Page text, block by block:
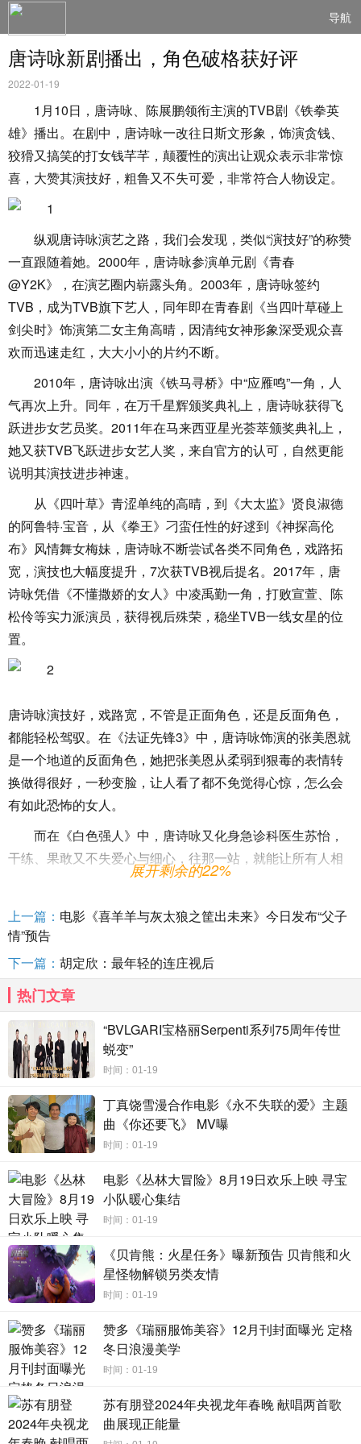
导航
唐诗咏新剧播出，角色破格获好评
2022-01-19
1月10日，唐诗咏、陈展鹏领衔主演的TVB剧《铁拳英
雄》播出。在剧中，唐诗咏一改往日斯文形象，饰演贪钱、
狡猾又搞笑的打女钱芊芊，颠覆性的演出让观众表示非常惊
喜，大赞其演技好，粗鲁又不失可爱，非常符合人物设定。
纵观唐诗咏演艺之路，我们会发现，类似“演技好”的称赞
一直跟随着她。2000年，唐诗咏参演单元剧《青春
@Y2K》，在演艺圈内崭露头角。2003年，唐诗咏签约
TVB，成为TVB旗下艺人，同年即在青春剧《当四叶草碰上
剑尖时》饰演第二女主角高晴，因清纯女神形象深受观众喜
欢而迅速走红，大大小小的片约不断。
2010年，唐诗咏出演《铁马寻桥》中“应雁鸣”一角，人
气再次上升。同年，在万千星辉颁奖典礼上，唐诗咏获得飞
跃进步女艺员奖。2011年在马来西亚星光荟萃颁奖典礼上，
她又获TVB飞跃进步女艺人奖，来自官方的认可，自然更能
说明其演技进步神速。
从《四叶草》青涩单纯的高晴，到《大太监》贤良淑德
的阿鲁特·宝音，从《拳王》刁蛮任性的好逑到《神探高伦
布》风情舞女梅妹，唐诗咏不断尝试各类不同角色，戏路拓
宽，演技也大幅度提升，7次获TVB视后提名。2017年，唐
诗咏凭借《不懂撒娇的女人》中凌禹勤一角，打败宣萱、陈
松伶等实力派演员，获得视后殊荣，稳坐TVB一线女星的位
置。
唐诗咏演技好，戏路宽，不管是正面角色，还是反面角色，
都能轻松驾驭。在《法证先锋3》中，唐诗咏饰演的张美恩就
是一个地道的反面角色，她把张美恩从柔弱到狠毒的表情转
换做得很好，一秒变脸，让人看了都不免觉得心惊，怎么会
有如此恐怖的女人。
而在《白色强人》中，唐诗咏又化身急诊科医生苏怡，
干练、果敢又不失爱心与细心，往那一站，就能让所有人相
信她就是一个急诊科医生。
在圈内，唐诗咏还是典型的工作狂，拍摄《超能使者》
时，她就因太拼命连续几天只睡三四小时，导致体力透支，
体重持续下降。在刚杀青的《隐形战队》记者会上，唐诗咏
承认因太劳累导致免疫力降低，已向经纪人请假半年调理身
体。
喜欢唐诗咏的朋友也不要担心未来半年见不到女神，因为
2022年，对唐诗咏来说应该是个丰收的年份，她有不少剧将
在今年播出，如已杀青的《隐形战队》《超能使者》《白色
强人II》等。在接受记者采访时唐诗咏也表示：2022年有好几
部要播，希望观众不要厌弃我。让我们期待她2022年精彩表
演吧~
展开剩余的22%
上一篇： 电影《喜羊羊与灰太狼之筐出未来》今日发布“父子
情”预告
下一篇： ​胡定欣：最年轻的连庄视后
热门文章
“BVLGARI宝格丽Serpenti系列75周年传世
蜕变”
时间：01-19
丁真饶雪漫合作电影《永不失联的爱》主题
曲《你还要飞》 MV曝
时间：01-19
电影《丛林大冒险》8月19日欢乐上映 寻宝
小队暖心集结
时间：01-19
《贝肯熊：火星任务》曝新预告 贝肯熊和火
星怪物解锁另类友情
时间：01-19
赞多《瑞丽服饰美容》12月刊封面曝光 定格
冬日浪漫美学
时间：01-19
苏有朋登2024年央视龙年春晚 献唱两首歌
曲展现正能量